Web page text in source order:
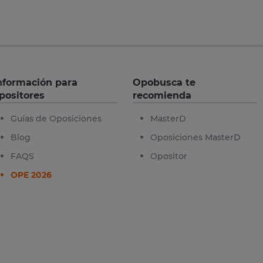
para
Guías de Oposiciones
Blog
FAQS
OPE 2026
Opobusca te
recomienda
MasterD
Oposiciones MasterD
Opositor